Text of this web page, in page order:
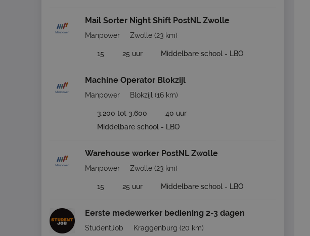
Mail Sorter Night Shift PostNL Zwolle
Manpower Zwolle (23 km)
15 25 uur Middelbare school - LBO
Machine Operator Blokzijl
Manpower Blokzijl (16 km)
3.200 tot 3.600
40 uur
Middelbare school - LBO
Warehouse worker PostNL Zwolle
Manpower Zwolle (23 km)
15 25 uur Middelbare school - LBO
Eerste medewerker bediening 2-3 dagen
StudentJob Kraggenburg (20 km)